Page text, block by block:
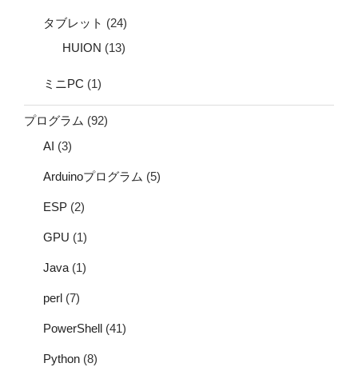
タブレット (24)
HUION (13)
ミニPC (1)
プログラム (92)
AI (3)
Arduinoプログラム (5)
ESP (2)
GPU (1)
Java (1)
perl (7)
PowerShell (41)
Python (8)